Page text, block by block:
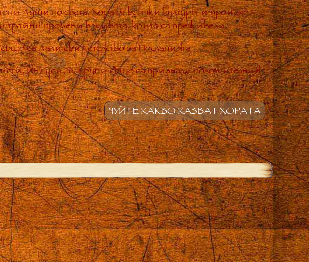
души по света. Хора от всички култури и произход
трайни промени в живота, които са преживели.
са дали свидетелство за Посланията
Индуси, и други също са признали положителния
ЧУЙТЕ КАКВО КАЗВАТ ХОРАТА